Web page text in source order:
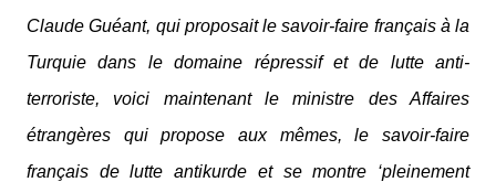
Claude Guéant, qui proposait le savoir-faire français à la
Turquie dans le domaine répressif et de lutte anti-
terroriste, voici maintenant le ministre des Affaires
étrangères qui propose aux mêmes, le savoir-faire
français de lutte antikurde et se montre ‘pleinement